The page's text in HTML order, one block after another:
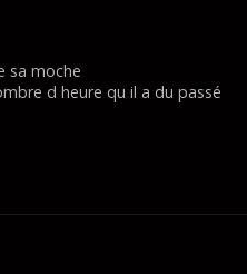
sa moche
d heure qu il a du passé